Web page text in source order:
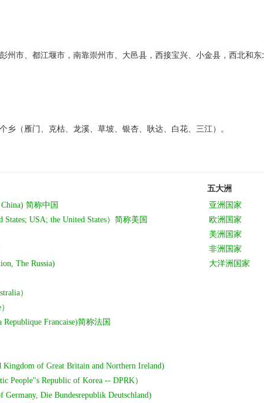
市、都江堰市，南靠崇州市、大邑县，西接宝兴、小金县，西北和东
（雁门、克枯、龙溪、草坡、银杏、耿达、白花、三江）。